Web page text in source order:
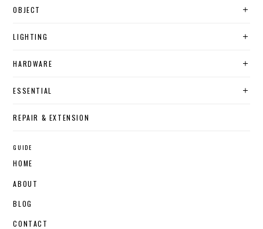
OBJECT
LIGHTING
HARDWARE
ESSENTIAL
REPAIR & EXTENSION
GUIDE
HOME
ABOUT
BLOG
CONTACT